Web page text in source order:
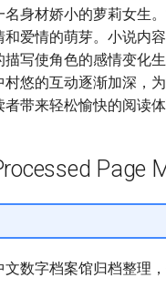
名身材娇小的萝莉女生
和爱情的萌芽。小说内
描写使角色的感情变化
悠的互动逐渐加深，
带来轻松愉快的阅读体
Page
数字档案馆归档整理